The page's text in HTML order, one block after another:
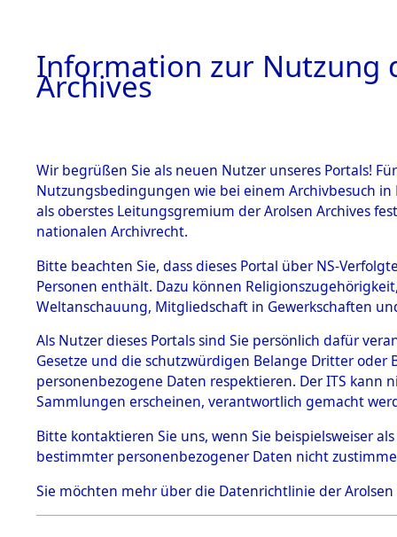
BESTÄNDE
1.
Inhaftierungsdoku
mente
1.2.9 Beim ITS
Effekten
1.2.9.1
Effekten aus
dem KZ
Dachau
1.2.9.2
Effekten aus
dem KZ
Bayerisches
0003
Information zur Nutzung
Archives
Wir begrüßen Sie als neuen Nutzer unseres Portals!
Nutzungsbedingungen wie bei einem Archivbesuch
als oberstes Leitungsgremium der Arolsen Archives
nationalen Archivrecht.
Bitte beachten Sie, dass dieses Portal über NS-
Personen enthält. Dazu können
Weltanschauung, Mitgliedschaft in Gewerkschaften
Als Nutzer dieses Portals sind Sie persönlich dafür
Gesetze und die schutzwürdigen Belange Dritter
personenbezogene Daten respektieren. Der ITS
Sammlungen erscheinen, verantwortlich gemacht
Bitte kontaktieren Sie uns, wenn Sie beispielsweiser
bestimmter personenbezogener Daten nicht
Sie möchten mehr über die Datenrichtlinie der Arolsen